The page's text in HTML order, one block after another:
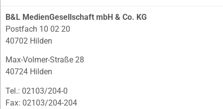
B&L MedienGesellschaft mbH & Co. KG
Postfach 10 02 20
40702 Hilden
Max-Volmer-Straße 28
40724 Hilden
Tel.: 02103/204-0
Fax: 02103/204-204